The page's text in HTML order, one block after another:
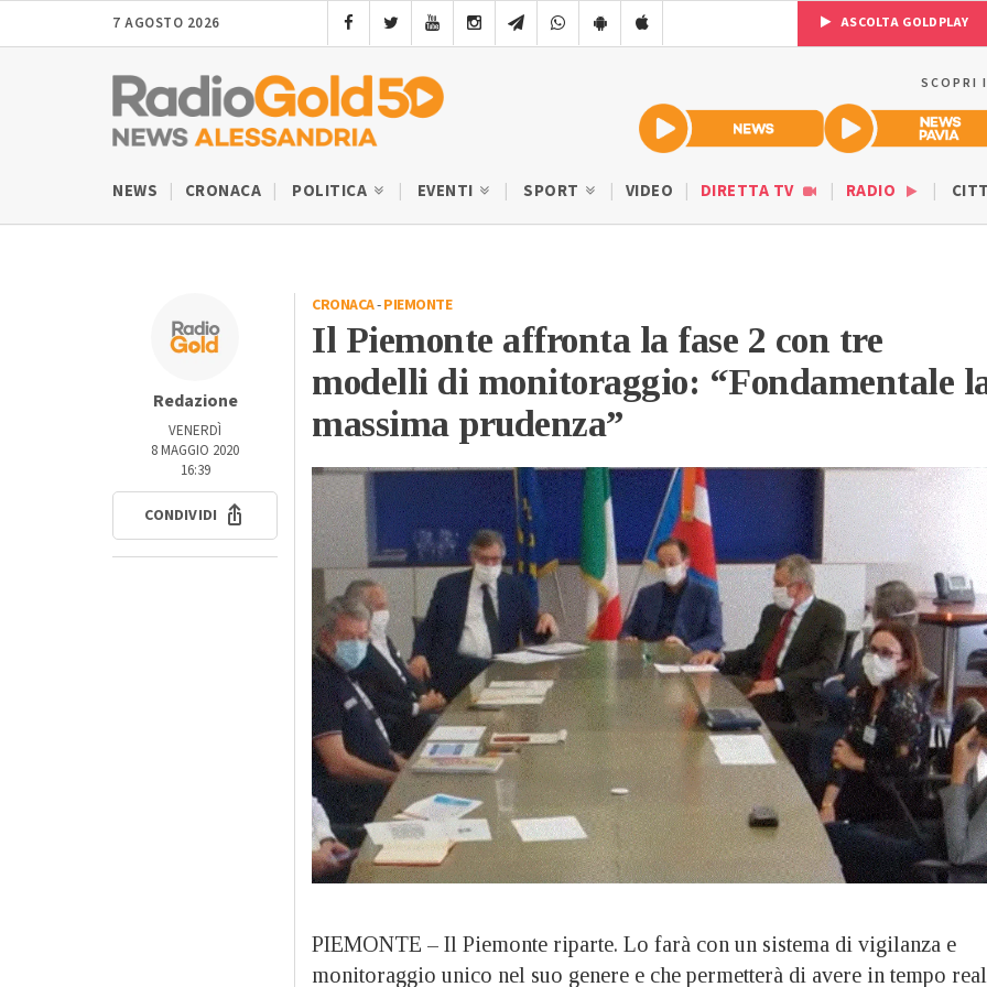
7 AGOSTO 2026 ASCOLTA GOLDPLAY
SCOPRI
NEWS CRONACA POLITICA EVENTI SPORT VIDEO DIRETTA TV RADIO
Redazione
VENERDÌ
8 MAGGIO 2020
16:39
CONDIVIDI
CRONACA-PIEMONTE
Il Piemonte affronta la fase 2 con tre
modelli di monitoraggio: “Fondamentale
massima prudenza”
PIEMONTE – Il Piemonte riparte. Lo farà con un sistema di vigilanza e
monitoraggio unico nel suo genere e che permetterà di avere in tempo